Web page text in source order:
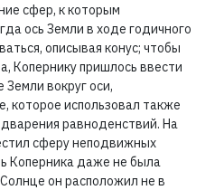
сфер, к которым
ось Земли в ходе годичного
описывая конус; чтобы
Копернику пришлось ввести
вокруг оси,
которое использовал также
равноденствий. На
сферу неподвижных
Коперника даже не была
он расположил не в